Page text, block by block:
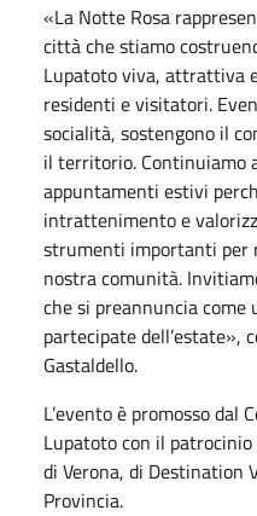
«La Notte Rosa
città che stiamo
Lupatoto viva, attrattiva
residenti e visitatori.
socialità, sostengono il
il territorio. Continuiamo
appuntamenti estivi
intrattenimento e
strumenti importanti per
nostra comunità.
che si preannuncia come
partecipate dell’estate»,
Gastaldello.
L’evento è promosso dal
Lupatoto con il
di Verona, di Destination
Provincia.